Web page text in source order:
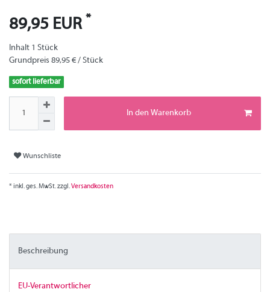
89,95 EUR *
Inhalt 1 Stück
Grundpreis 89,95 € / Stück
sofort lieferbar
In den Warenkorb
Wunschliste
* inkl. ges. MwSt. zzgl.Versandkosten
Beschreibung
EU-Verantwortlicher